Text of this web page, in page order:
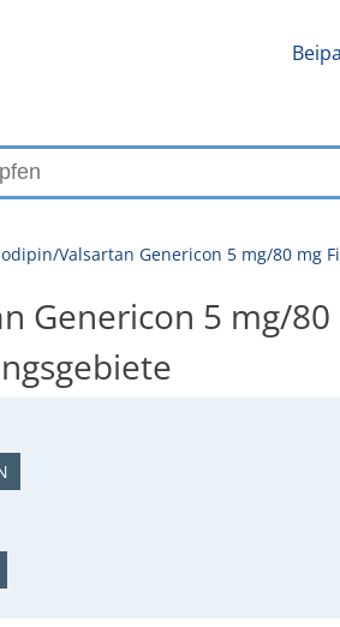
Valsartan Genericon 5 mg/80 mg
Genericon 5 mg/